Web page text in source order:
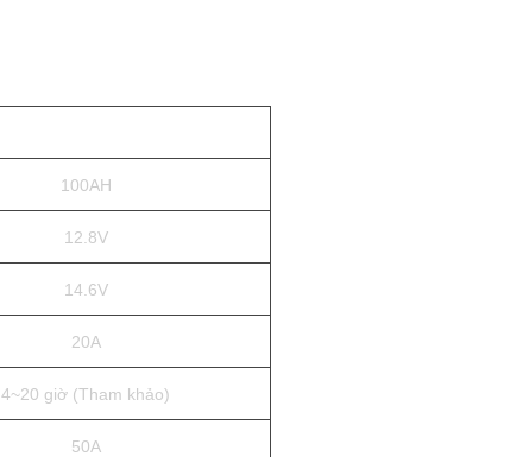
100AH
12.8V
14.6V
20A
4~20 giờ (Tham khảo)
50A